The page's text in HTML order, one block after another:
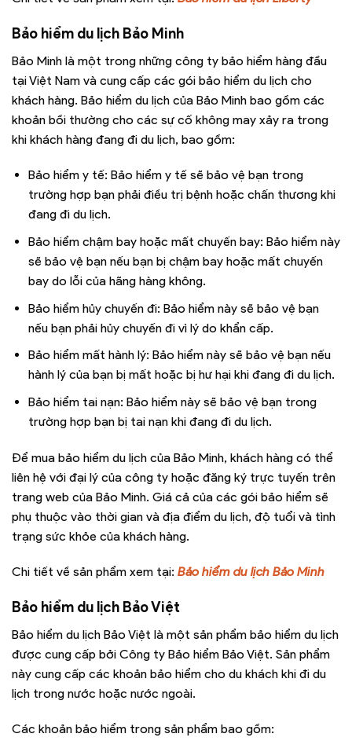
Bảo hiểm du lịch Bảo Minh
Bảo Minh là một trong những công ty bảo hiểm hàng đầu
tại Việt Nam và cung cấp các gói bảo hiểm du lịch cho
khách hàng. Bảo hiểm du lịch của Bảo Minh bao gồm các
khoản bồi thường cho các sự cố không may xảy ra trong
khi khách hàng đang đi du lịch, bao gồm:
Bảo hiểm y tế: Bảo hiểm y tế sẽ bảo vệ bạn trong
trường hợp bạn phải điều trị bệnh hoặc chấn thương khi
đang đi du lịch.
Bảo hiểm chậm bay hoặc mất chuyến bay: Bảo hiểm này
sẽ bảo vệ bạn nếu bạn bị chậm bay hoặc mất chuyến
bay do lỗi của hãng hàng không.
Bảo hiểm hủy chuyến đi: Bảo hiểm này sẽ bảo vệ bạn
nếu bạn phải hủy chuyến đi vì lý do khẩn cấp.
Bảo hiểm mất hành lý: Bảo hiểm này sẽ bảo vệ bạn nếu
hành lý của bạn bị mất hoặc bị hư hại khi đang đi du lịch.
Bảo hiểm tai nạn: Bảo hiểm này sẽ bảo vệ bạn trong
trường hợp bạn bị tai nạn khi đang đi du lịch.
Để mua bảo hiểm du lịch của Bảo Minh, khách hàng có thể
liên hệ với đại lý của công ty hoặc đăng ký trực tuyến trên
trang web của Bảo Minh. Giá cả của các gói bảo hiểm sẽ
phụ thuộc vào thời gian và địa điểm du lịch, độ tuổi và tình
trạng sức khỏe của khách hàng.
Chi tiết về sản phẩm xem tại: Bảo hiểm du lịch Bảo Minh
Bảo hiểm du lịch Bảo Việt
Bảo hiểm du lịch Bảo Việt là một sản phẩm bảo hiểm du lịch
được cung cấp bởi Công ty Bảo hiểm Bảo Việt. Sản phẩm
này cung cấp các khoản bảo hiểm cho du khách khi đi du
lịch trong nước hoặc nước ngoài.
Các khoản bảo hiểm trong sản phẩm bao gồm: